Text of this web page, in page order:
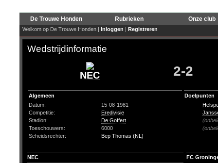
De Trouwe Honden Rubrieken Onze club
Welkom op De Trouwe Honden | Inloggen | Registreren
Wedstrijdinformatie
NEC 2-2
Algemeen
Datum:
15-08-1981
Competitie:
Eredivisie
Stadion:
De Goffert
Toeschouwers:
6000
Scheidsrechter:
Bep Thomas (NL)
Doelpunten
NEC
FC